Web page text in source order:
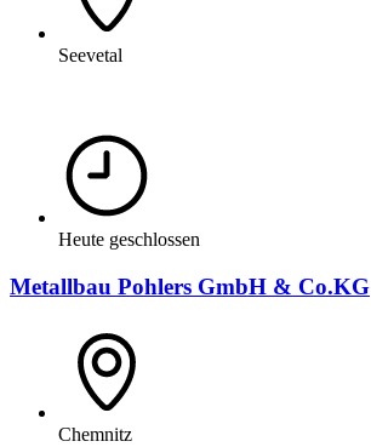
Seevetal
Heute geschlossen
Metallbau Pohlers GmbH & Co.KG
Chemnitz